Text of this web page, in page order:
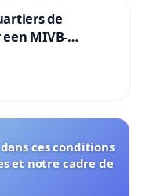
de
MIVB-
en Het
ces conditions
et notre cadre de